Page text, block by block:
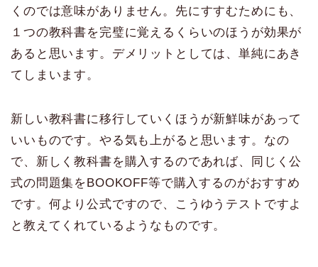
くのでは意味がありません。先にすすむためにも、
１つの教科書を完璧に覚えるくらいのほうが効果が
あると思います。デメリットとしては、単純にあき
てしまいます。
新しい教科書に移行していくほうが新鮮味があって
いいものです。やる気も上がると思います。なの
で、新しく教科書を購入するのであれば、同じく公
式の問題集をBOOKOFF等で購入するのがおすすめ
です。何より公式ですので、こうゆうテストですよ
と教えてくれているようなものです。